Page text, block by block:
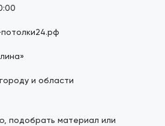
и области
подобрать материал или